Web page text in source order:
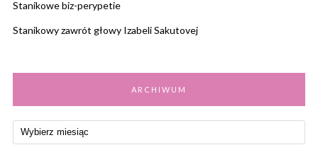
Stanikowe biz-perypetie
Stanikowy zawrót głowy Izabeli Sakutovej
ARCHIWUM